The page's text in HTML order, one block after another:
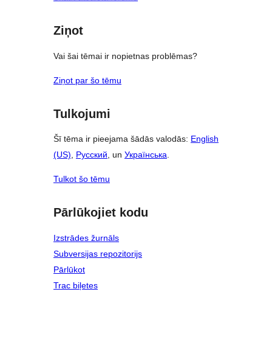
Ziņot
Vai šai tēmai ir nopietnas problēmas?
Ziņot par šo tēmu
Tulkojumi
Šī tēma ir pieejama šādās valodās: English
(US), Русский, un Українська.
Tulkot šo tēmu
Pārlūkojiet kodu
Izstrādes žurnāls
Subversijas repozitorijs
Pārlūkot
Trac biļetes